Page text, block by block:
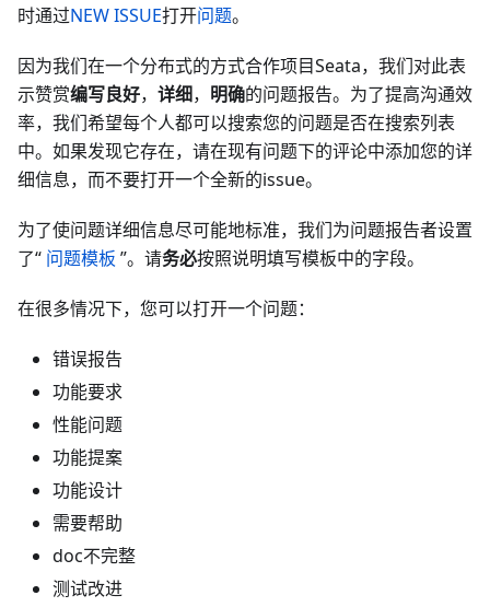
时通过NEW ISSUE打开问题。
因为我们在一个分布式的方式合作项目Seata，我们对此表
示赞赏编写良好， 详细， 明确的问题报告。为了提高沟通效
率，我们希望每个人都可以搜索您的问题是否在搜索列表
中。如果发现它存在，请在现有问题下的评论中添加您的详
细信息，而不要打开一个全新的issue。
为了使问题详细信息尽可能地标准，我们为问题报告者设置
了“ 问题模板 ”。请务必按照说明填写模板中的字段。
在很多情况下，您可以打开一个问题：
错误报告
功能要求
性能问题
功能提案
功能设计
需要帮助
doc不完整
测试改进